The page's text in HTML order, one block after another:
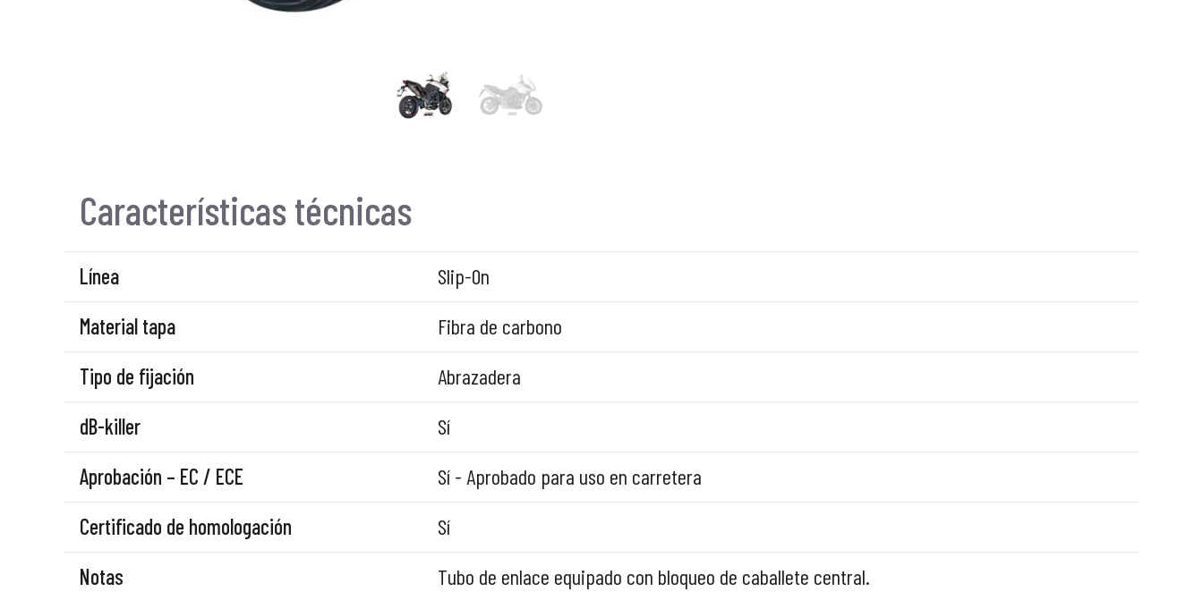
Características técnicas
Línea
Slip-On
Material tapa
Fibra de carbono
Tipo de fijación
Abrazadera
dB-killer
Sí
Aprobación – EC / ECE
Sí - Aprobado para uso en carretera
Certificado de homologación
Sí
Notas
Tubo de enlace equipado con bloqueo de caballete central.